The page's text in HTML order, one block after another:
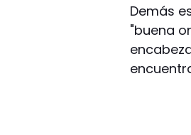
Demás
"buena